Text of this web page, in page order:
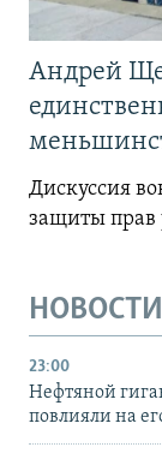
Андрей
Дискуссия
защиты
НОВОСТИ
23:00
Нефтяной
повлияли на